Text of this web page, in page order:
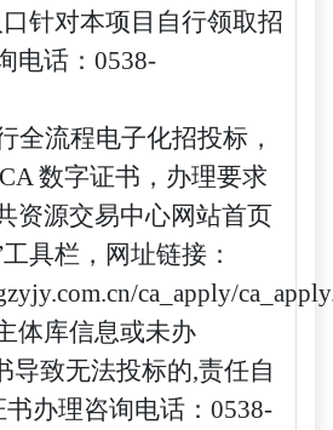
针对本项目自行领取招
电话：0538-
全流程电子化招投标，
CA 数字证书，办理要求
资源交易中心网站首页
具栏，网址链接：
ca_apply/
体库信息或未办
导致无法投标的,责任自
办理咨询电话：0538-